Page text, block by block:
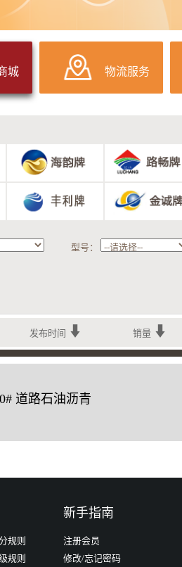
城 物流服务
型号：
发布时间 销量
道路石油沥青
规则
规则
新手指南
注册会员
修改/忘记密码